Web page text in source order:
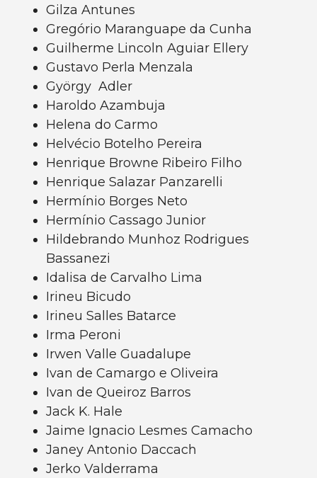
Gilza Antunes
Gregório Maranguape da Cunha
Guilherme Lincoln Aguiar Ellery
Gustavo Perla Menzala
György Adler
Haroldo Azambuja
Helena do Carmo
Helvécio Botelho Pereira
Henrique Browne Ribeiro Filho
Henrique Salazar Panzarelli
Hermínio Borges Neto
Hermínio Cassago Junior
Hildebrando Munhoz Rodrigues
Bassanezi
Idalisa de Carvalho Lima
Irineu Bicudo
Irineu Salles Batarce
Irma Peroni
Irwen Valle Guadalupe
Ivan de Camargo e Oliveira
Ivan de Queiroz Barros
Jack K. Hale
Jaime Ignacio Lesmes Camacho
Janey Antonio Daccach
Jerko Valderrama